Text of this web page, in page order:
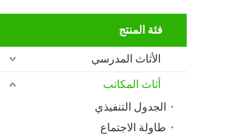
فئة المنتج
الأثاث المدرسي
أثاث المكاتب
الجدول التنفيذي
طاولة الاجتماع